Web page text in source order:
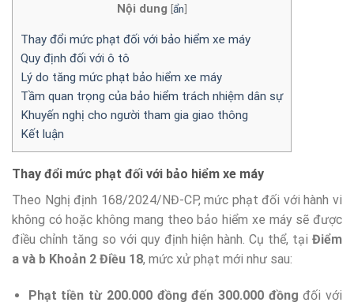
Nội dung [ẩn]
Thay đổi mức phạt đối với bảo hiểm xe máy
Quy định đối với ô tô
Lý do tăng mức phạt bảo hiểm xe máy
Tầm quan trọng của bảo hiểm trách nhiệm dân sự
Khuyến nghị cho người tham gia giao thông
Kết luận
Thay đổi mức phạt đối với bảo hiểm xe máy
Theo Nghị định 168/2024/NĐ-CP, mức phạt đối với hành vi
không có hoặc không mang theo bảo hiểm xe máy sẽ được
điều chỉnh tăng so với quy định hiện hành. Cụ thể, tại Điểm
a và b Khoản 2 Điều 18, mức xử phạt mới như sau:
Phạt tiền từ 200.000 đồng đến 300.000 đồng đối với